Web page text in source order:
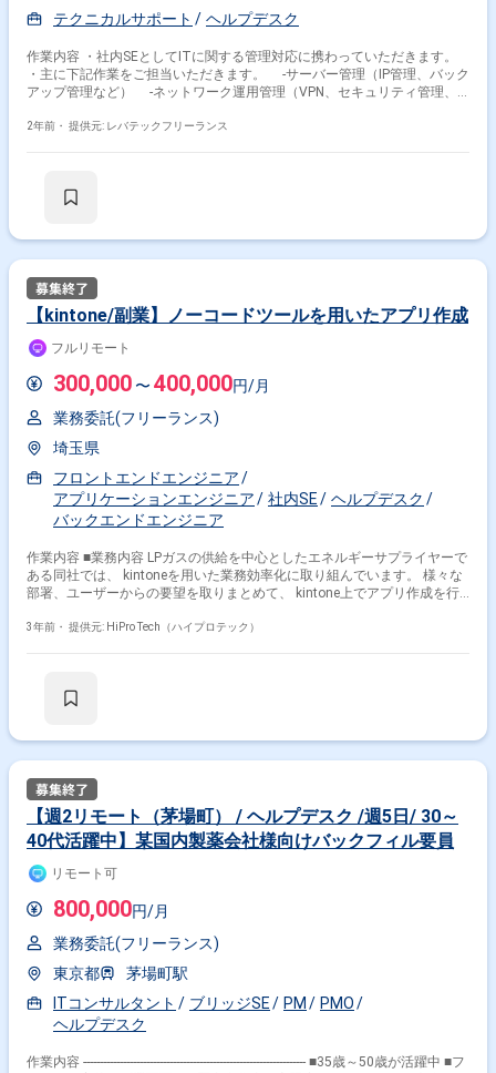
テクニカルサポート
ヘルプデスク
作業内容 ・社内SEとしてITに関する管理対応に携わっていただきます。
・主に下記作業をご担当いただきます。 -サーバー管理（IP管理、バック
アップ管理など） -ネットワーク運用管理（VPN、セキュリティ管理、
ど） -社内PCなどハード機器の管理 -自社ホームページの管理 -ベン
2年前・ 提供元: レバテックフリーランス
【kintone/副業】ノーコードツールを用いたアプリ作成
フルリモート
300,000 〜 400,000円/月
業務委託(フリーランス)
埼玉県
フロントエンドエンジニア
アプリケーションエンジニア
社内SE
ヘルプデスク
バックエンドエンジニア
作業内容 ■業務内容 LPガスの供給を中心としたエネルギーサプライヤーで
ある同社では、 kintoneを用いた業務効率化に取り組んでいます。 様々な
部署、ユーザーからの要望を取りまとめて、 kintone上でアプリ作成を行
務の効率化 ・医療事業の受注のWEB化 ・本社の毎月の定型業務、チェッ
3年前・ 提供元: HiPro Tech（ハイプロテック）
【週2リモート（茅場町） / ヘルプデスク /週5日/ 30～
40代活躍中】某国内製薬会社様向けバックフィル要員
リモート可
800,000円/月
業務委託(フリーランス)
東京都
茅場町駅
ITコンサルタント
ブリッジSE PM
PMO
ヘルプデスク
作業内容 ------------------------------------------------------------------- ■35歳～50歳が活躍中 ■フ